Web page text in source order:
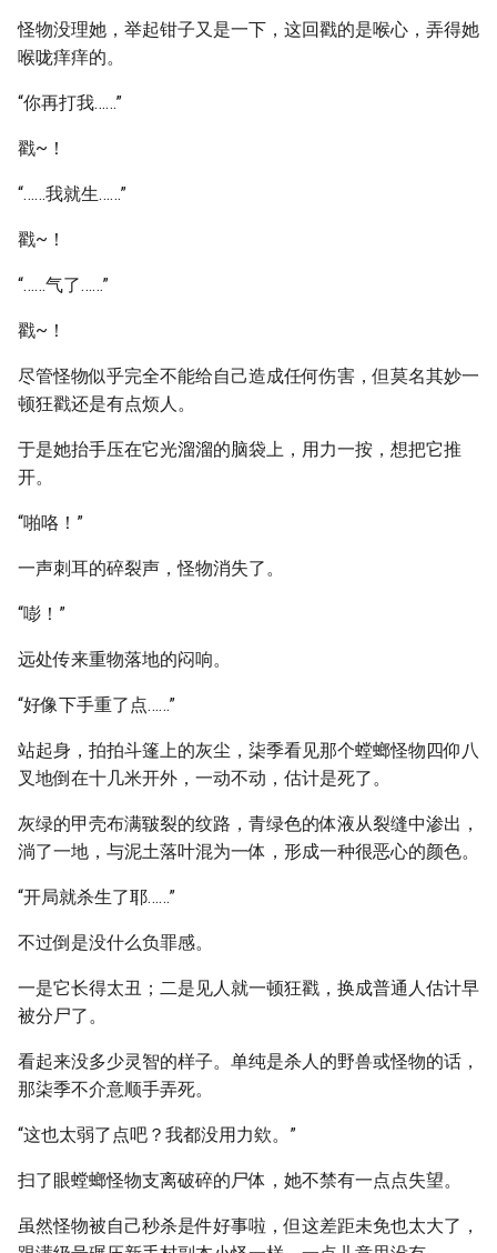
怪物没理她，举起钳子又是一下，这回戳的是喉心，弄得她
喉咙痒痒的。
“你再打我……”
戳~！
“……我就生……”
戳~！
“……气了……”
戳~！
尽管怪物似乎完全不能给自己造成任何伤害，但莫名其妙一
顿狂戳还是有点烦人。
于是她抬手压在它光溜溜的脑袋上，用力一按，想把它推
开。
“啪咯！”
一声刺耳的碎裂声，怪物消失了。
“嘭！”
远处传来重物落地的闷响。
“好像下手重了点……”
站起身，拍拍斗篷上的灰尘，柒季看见那个螳螂怪物四仰八
叉地倒在十几米开外，一动不动，估计是死了。
灰绿的甲壳布满皲裂的纹路，青绿色的体液从裂缝中渗出，
淌了一地，与泥土落叶混为一体，形成一种很恶心的颜色。
“开局就杀生了耶……”
不过倒是没什么负罪感。
一是它长得太丑；二是见人就一顿狂戳，换成普通人估计早
被分尸了。
看起来没多少灵智的样子。单纯是杀人的野兽或怪物的话，
那柒季不介意顺手弄死。
“这也太弱了点吧？我都没用力欸。”
扫了眼螳螂怪物支离破碎的尸体，她不禁有一点点失望。
虽然怪物被自己秒杀是件好事啦，但这差距未免也太大了，